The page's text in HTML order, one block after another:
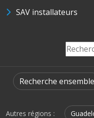
SAV installateurs
Recherche ensemble
Autres régions :